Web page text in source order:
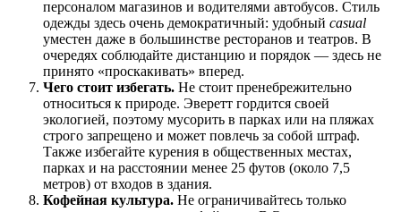
персоналом магазинов и водителями автобусов. Стиль
одежды здесь очень демократичный: удобный casual
уместен даже в большинстве ресторанов и театров. В
очередях соблюдайте дистанцию и порядок — здесь не
принято «проскакивать» вперед.
Чего стоит избегать. Не стоит пренебрежительно
относиться к природе. Эверетт гордится своей
экологией, поэтому мусорить в парках или на пляжах
строго запрещено и может повлечь за собой штраф.
Также избегайте курения в общественных местах,
парках и на расстоянии менее 25 футов (около 7,5
метров) от входов в здания.
Кофейная культура. Не ограничивайтесь только